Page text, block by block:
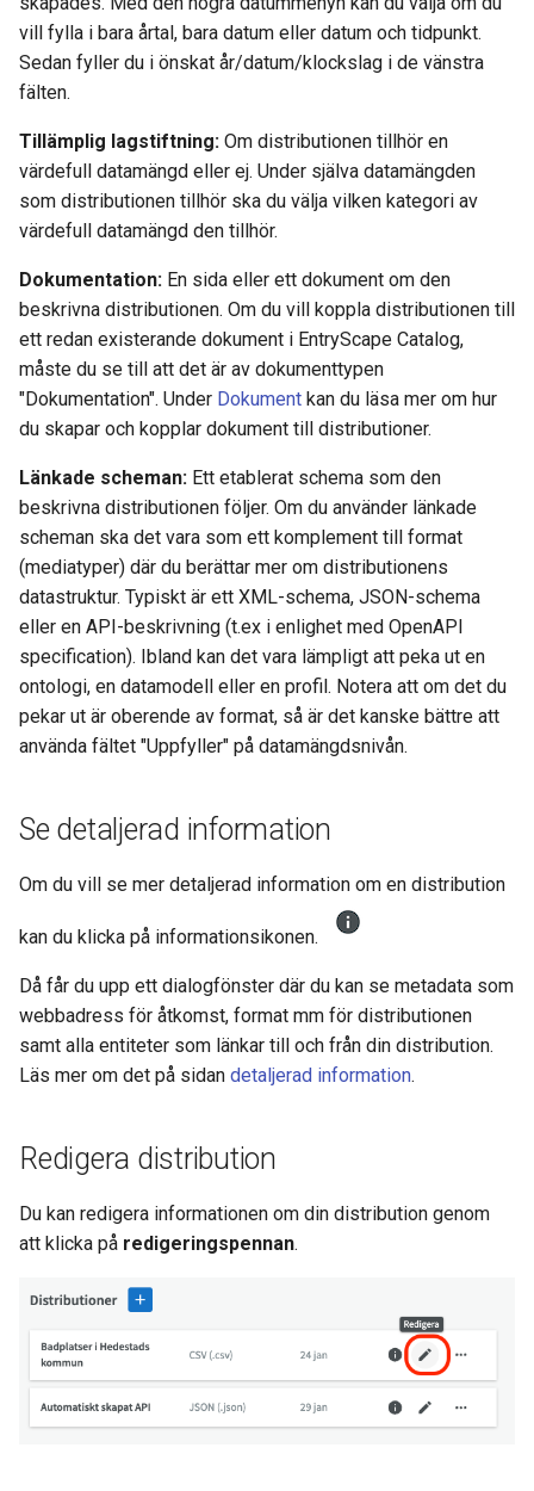
vill fylla i bara årtal, bara datum eller datum och tidpunkt.
Sedan fyller du i önskat år/datum/klockslag i de vänstra
fälten.
Tillämplig lagstiftning: Om distributionen tillhör en
värdefull datamängd eller ej. Under själva datamängden
som distributionen tillhör ska du välja vilken kategori av
värdefull datamängd den tillhör.
Dokumentation: En sida eller ett dokument om den
beskrivna distributionen. Om du vill koppla distributionen till
ett redan existerande dokument i EntryScape Catalog,
måste du se till att det är av dokumenttypen
"Dokumentation". Under Dokument kan du läsa mer om hur
du skapar och kopplar dokument till distributioner.
Länkade scheman: Ett etablerat schema som den
beskrivna distributionen följer. Om du använder länkade
scheman ska det vara som ett komplement till format
(mediatyper) där du berättar mer om distributionens
datastruktur. Typiskt är ett XML-schema, JSON-schema
eller en API-beskrivning (t.ex i enlighet med OpenAPI
specification). Ibland kan det vara lämpligt att peka ut en
ontologi, en datamodell eller en profil. Notera att om det du
pekar ut är oberende av format, så är det kanske bättre att
använda fältet "Uppfyller" på datamängdsnivån.
Se detaljerad information
Om du vill se mer detaljerad information om en distribution
kan du klicka på informationsikonen.
Då får du upp ett dialogfönster där du kan se metadata som
webbadress för åtkomst, format mm för distributionen
samt alla entiteter som länkar till och från din distribution.
Läs mer om det på sidan detaljerad information.
Redigera distribution
Du kan redigera informationen om din distribution genom
att klicka på redigeringspennan.